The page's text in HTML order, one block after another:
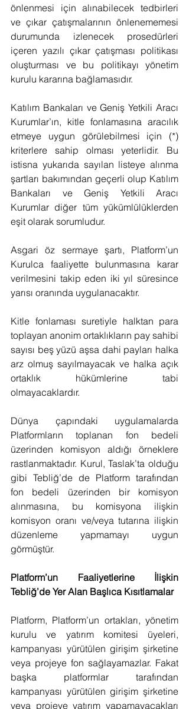
önlenmesi için alınabilecek tedbirleri
ve çıkar çatışmalarının önlenememesi
durumunda izlenecek prosedürleri
içeren yazılı çıkar çatışması politikası
oluşturması ve bu politikayı yönetim
kurulu kararına bağlamasıdır.
Katılım Bankaları ve Geniş Yetkili Aracı
Kurumlar’ın, kitle fonlamasına aracılık
etmeye uygun görülebilmesi için (*)
kriterlere sahip olması yeterlidir. Bu
istisna yukarıda sayılan listeye alınma
şartları bakımından geçerli olup Katılım
Bankaları ve Geniş Yetkili Aracı
Kurumlar diğer tüm yükümlülüklerden
eşit olarak sorumludur.
Asgari öz sermaye şartı, Platform’un
Kurulca faaliyette bulunmasına karar
verilmesini takip eden iki yıl süresince
yarısı oranında uygulanacaktır.
Kitle fonlaması suretiyle halktan para
toplayan anonim ortaklıkların pay sahibi
sayısı beş yüzü aşsa dahi payları halka
arz olmuş sayılmayacak ve halka açık
ortaklık hükümlerine tabi
olmayacaklardır.
Dünya çapındaki uygulamalarda
Platformların toplanan fon bedeli
üzerinden komisyon aldığı örneklere
rastlanmaktadır. Kurul, Taslak’ta olduğu
gibi Tebliğ’de de Platform tarafından
fon bedeli üzerinden bir komisyon
alınmasına, bu komisyona ilişkin
komisyon oranı ve/veya tutarına ilişkin
düzenleme yapmamayı uygun
görmüştür.
Platform’un Faaliyetlerine İlişkin
Tebliğ’de Yer Alan Başlıca Kısıtlamalar
Platform, Platform’un ortakları, yönetim
kurulu ve yatırım komitesi üyeleri,
kampanyası yürütülen girişim şirketine
veya projeye fon sağlayamazlar. Fakat
başka platformlar tarafından
kampanyası yürütülen girişim şirketine
veya projeye yatırım yapamayacakları